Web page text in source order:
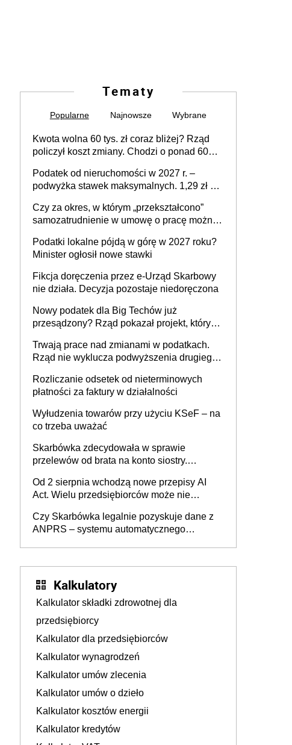
Tematy
Popularne Najnowsze Wybrane
Kwota wolna 60 tys. zł coraz bliżej? Rząd
policzył koszt zmiany. Chodzi o ponad 60
Podatek od nieruchomości w 2027 r. –
podwyżka stawek maksymalnych. 1,29 zł za
budynków i lokali związanych z
prowadzeniem działalności gospodarczej
Czy za okres, w którym „przekształcono”
samozatrudnienie w umowę o pracę można
umowy cywilnoprawnej jedynym
racjonalnym wyjściem
Podatki lokalne pójdą w górę w 2027 roku?
Minister ogłosił nowe stawki
Fikcja doręczenia przez e-Urząd Skarbowy
nie działa. Decyzja pozostaje niedoręczona
Nowy podatek dla Big Techów już
przesądzony? Rząd pokazał projekt, który
Trwają prace nad zmianami w podatkach.
Rząd nie wyklucza podwyższenia drugiego
Rozliczanie odsetek od nieterminowych
płatności za faktury w działalności
Wyłudzenia towarów przy użyciu KSeF – na
co trzeba uważać
Skarbówka zdecydowała w sprawie
przelewów od brata na konto siostry.
darowizna, ale podatku jednak nie będzie
Od 2 sierpnia wchodzą nowe przepisy AI
Act. Wielu przedsiębiorców może nie
Czy Skarbówka legalnie pozyskuje dane z
ANPRS – systemu automatycznego
Kalkulatory
Kalkulator składki zdrowotnej dla
przedsiębiorcy
Kalkulator dla przedsiębiorców
Kalkulator wynagrodzeń
Kalkulator umów zlecenia
Kalkulator umów o dzieło
Kalkulator kosztów energii
Kalkulator kredytów